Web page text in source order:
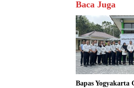
Baca Juga
Bapas Yogyakarta